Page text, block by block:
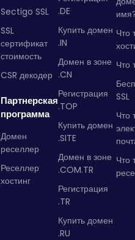
Sectigo SSL
SSL
сертификат
стоимость
CSR декодер
Партнерская
программа
Домен
реселлер
Реселлер
хостинг
.DE
Купить домен
.IN
Домен в зоне
.CN
Регистрация
.TOP
Купить домен
.SITE
Домен в зоне
.COM.TR
Регистрация
.TR
Купить домен
.RU
Что
Что
SSL
Что
Что